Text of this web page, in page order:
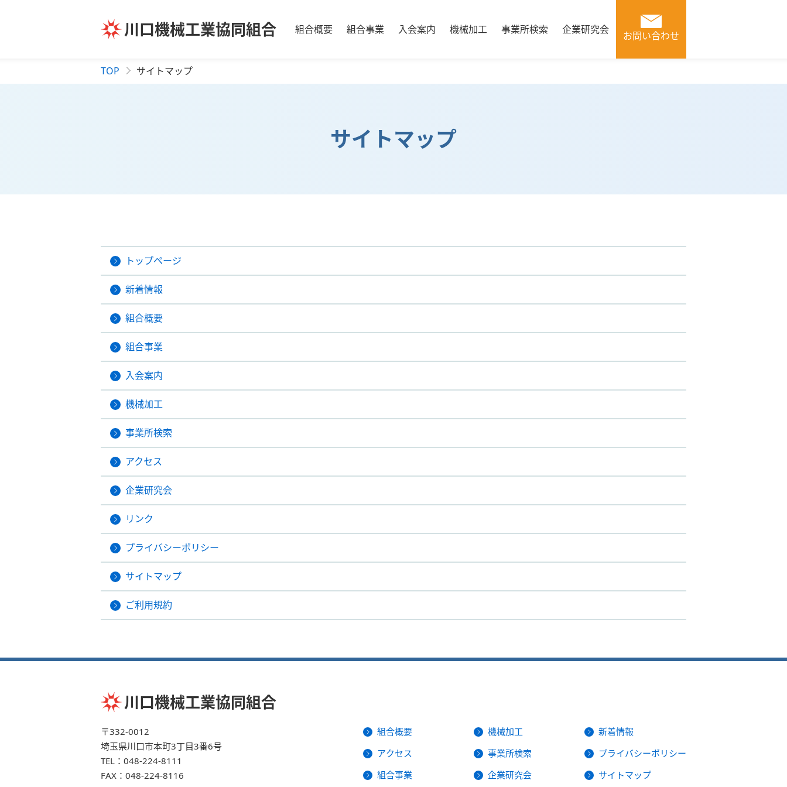
川口機械工業協同組合 組合概要 組合事業 入会案内 機械加工 事業所検索 企業研究会
お問い合わせ
TOP サイトマップ
サイトマップ
トップページ
新着情報
組合概要
組合事業
入会案内
機械加工
事業所検索
アクセス
企業研究会
リンク
プライバシーポリシー
サイトマップ
ご利用規約
川口機械工業協同組合
〒332-0012
埼玉県川口市本町3丁目3番6号
TEL： 048-224-8111
FAX：048-224-8116
組合概要
アクセス
組合事業
機械加工
事業所検索
企業研究会
新着情報
プライバシーポリシー
サイトマップ